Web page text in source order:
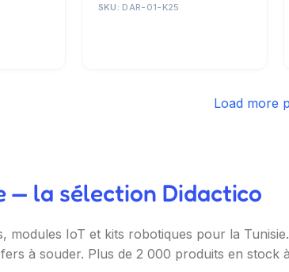
SKU: DAR-01-K25
Load more
— la sélection Didactico
modules IoT et kits robotiques pour la
à souder. Plus de 2 000 produits en